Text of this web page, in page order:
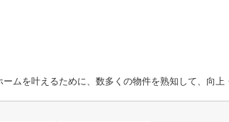
ムを叶えるために、数多くの物件を熟知して、向上